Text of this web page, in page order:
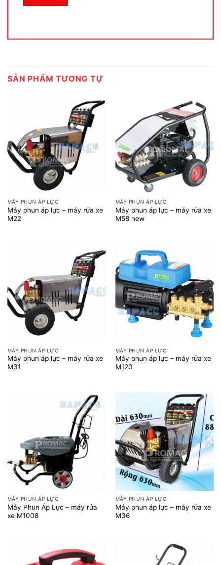
SẢN PHẨM TƯƠNG TỰ
MÁY PHUN ÁP LỰC
Máy phun áp lực – máy rửa xe
M22
MÁY PHUN ÁP LỰC
Máy phun áp lực – máy rửa xe
M58 new
MÁY PHUN ÁP LỰC
Máy phun áp lực – máy rửa xe
M31
MÁY PHUN ÁP LỰC
Máy phun áp lực – máy rửa xe
M120
MÁY PHUN ÁP LỰC
Máy Phun Áp Lực – máy rửa
xe M1008
MÁY PHUN ÁP LỰC
Máy phun áp lực – máy rửa xe
M36